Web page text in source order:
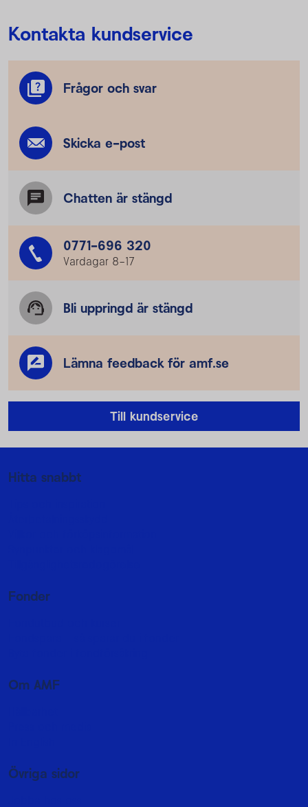
Kontakta kundservice
Frågor och svar
Skicka e-post
Chatten är stängd
0771-696 320
Vardagar 8–17
Bli uppringd är stängd
Lämna feedback för amf.se
Till kundservice
Mer information
Hitta snabbt
Fonder
Om AMF
Övriga sidor